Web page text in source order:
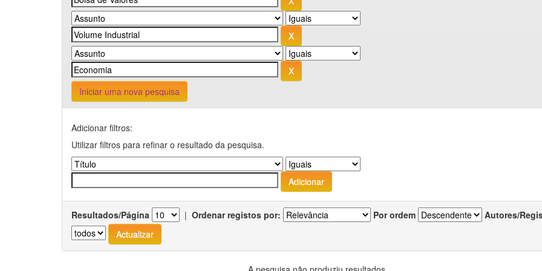
Iniciar uma nova pesquisa
Adicionar filtros:
Utilizar filtros para refinar o resultado da pesquisa.
Resultados/Página | Ordenar registos por: Por ordem Autores/